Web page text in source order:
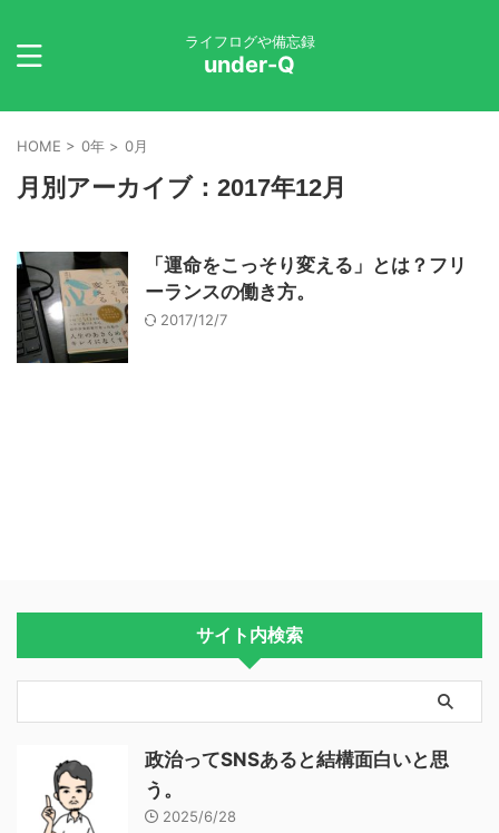
ライフログや備忘録
under-Q
HOME > 0年 > 0月
月別アーカイブ：2017年12月
「運命をこっそり変える」とは？フリ
ーランスの働き方。
2017/12/7
サイト内検索
政治ってSNSあると結構面白いと思
う。
2025/6/28